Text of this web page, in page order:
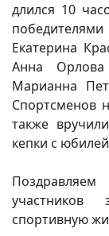
длился 10
Екатерина
Анна
Марианна
Спортсменов
также
кепки с
спортивную